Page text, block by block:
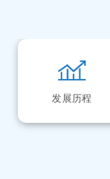
发展历程